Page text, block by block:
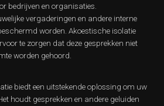
bedrijven en organisaties.
vergaderingen en andere interne
worden. Akoestische isolatie
te zorgen dat deze gesprekken niet
worden gehoord.
biedt een uitstekende oplossing om uw
houdt gesprekken en andere geluiden